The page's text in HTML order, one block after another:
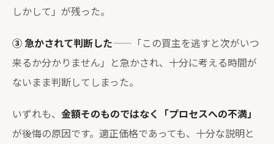
しかして」が残った。
③ 急かされて判断した——「この買主を逃すと次がいつ
来るか分かりません」と急かされ、十分に考える時間が
ないまま判断してしまった。
いずれも、 金額そのものではなく「プロセスへの不満」
が後悔の原因です。適正価格であっても、十分な説明と